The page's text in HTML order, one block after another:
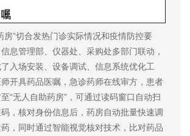
”切合发热门诊实际情况和疫情防控要
息管理部、仪器处、采购处多部门联动，
入场安装、设备调试、信息系统优化工
开具药品医嘱，急诊药师在线审方，患者
“无人自助药房”，可通过读码窗口自动扫
，核对身份信息后，药房自动批量快速调
，同时通过智能视觉核对技术，比对药品